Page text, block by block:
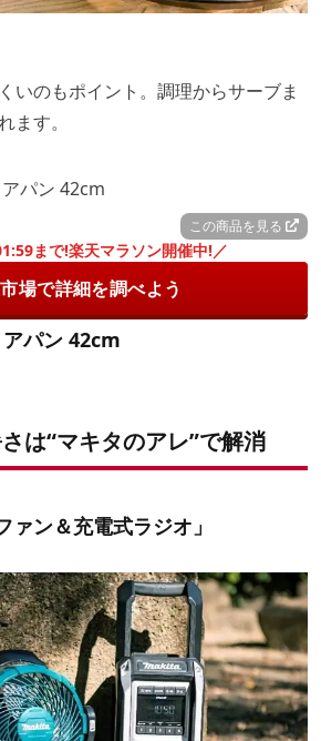
いのもポイント。調理からサーブま
ます。
この商品を見る
まで!楽天マラソン開催中!／
場で詳細を調べよう
パン 42cm
は“マキタのアレ”で解消
ァン＆充電式ラジオ」